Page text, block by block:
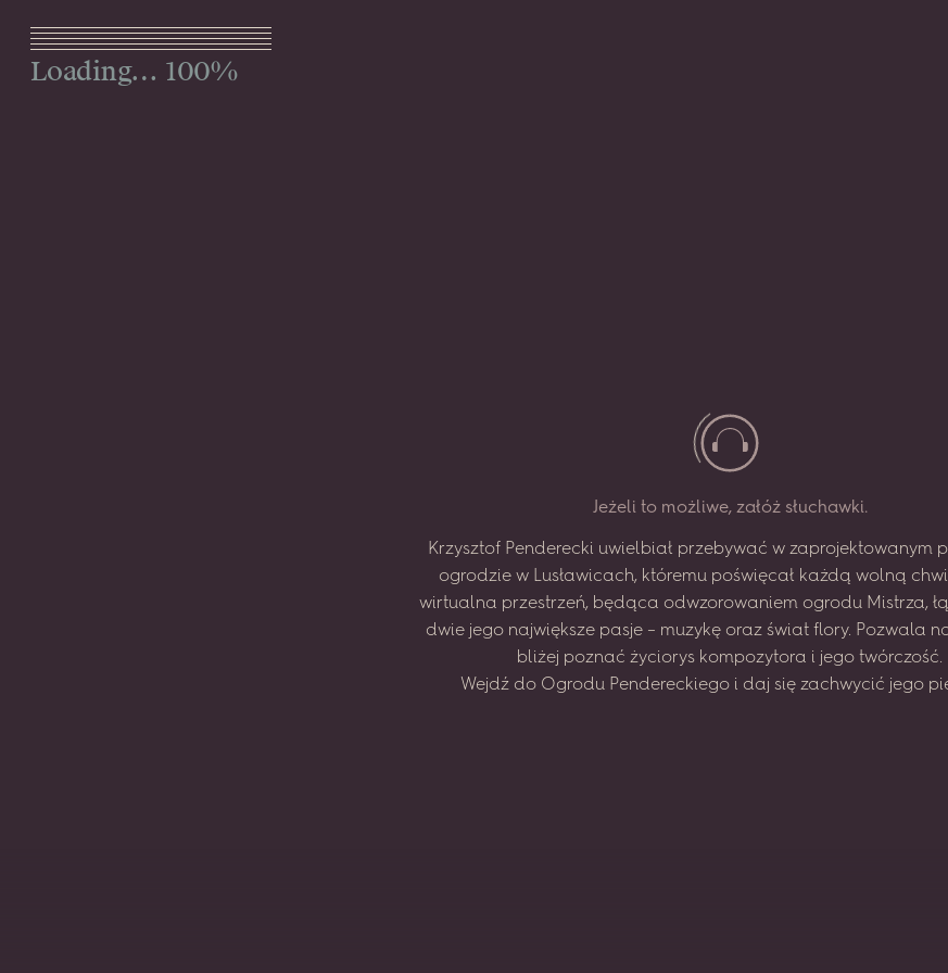
Jeżeli to możliwe, załóż słuchawki.
Krzysztof Penderecki uwielbiał przebywać w zaprojektowanym
ogrodzie w Lusławicach, któremu poświęcał każdą wolną
wirtualna przestrzeń, będąca odwzorowaniem ogrodu Mistrza,
dwie jego największe pasje – muzykę oraz świat flory. Pozwala
bliżej poznać życiorys kompozytora i jego twórczość.
Wejdź do Ogrodu Pendereckiego i daj się zachwycić jego
Menu